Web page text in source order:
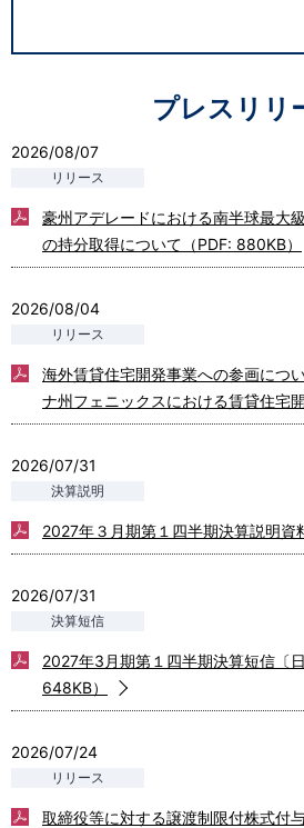
プレスリリ
2026/08/07
豪州アデレードにおける南半球最大
の持分取得について（PDF: 880KB）
2026/08/04
海外賃貸住宅開発事業への参画につ
ナ州フェニックスにおける賃貸住宅
2026/07/31
2027年３月期第１四半期決算説明資
2026/07/31
2027年3月期第１四半期決算短信〔
648KB）
2026/07/24
取締役等に対する譲渡制限付株式付